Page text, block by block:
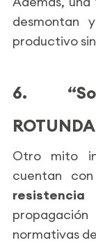
desmontan
productivo
6.
Otro mito
cuentan
normativas